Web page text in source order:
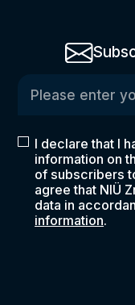
I declare that I
information on
of subscribers
agree that NIÜ
data in
information.